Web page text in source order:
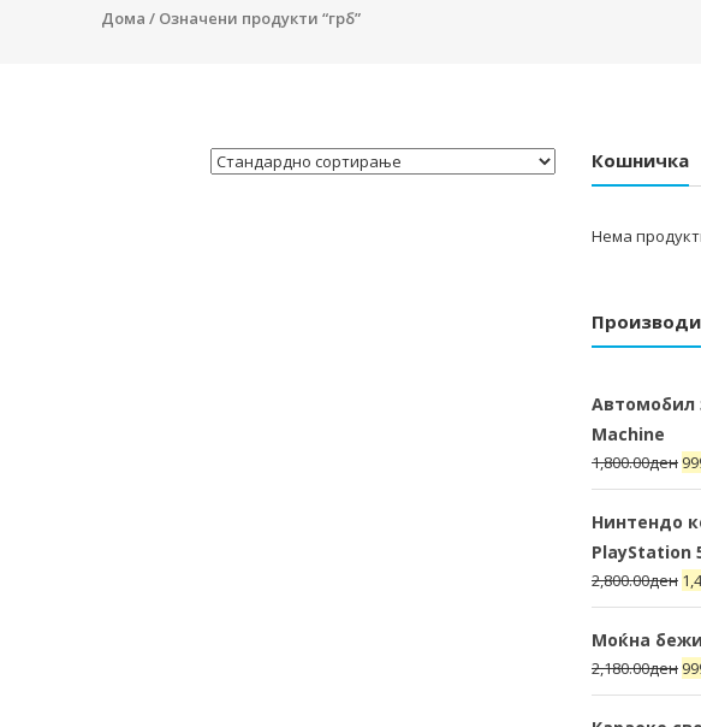
Дома / Означени продукти “грб”
Кошничка
Нема
Производи
Автомобил
Machine
1,800.00ден
Нинтендо
PlayStation
2,800.00ден
Моќна
2,180.00ден